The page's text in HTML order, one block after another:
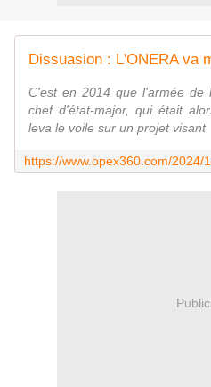
C'est en 2014 que l'armée de
chef d'état-major, qui était
leva le voile sur un projet visant